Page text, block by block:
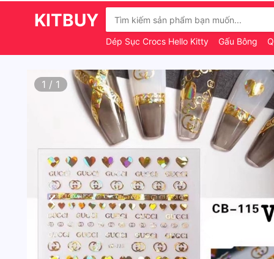
KITBUY
Dép Sục Crocs Hello Kitty Gấu Bông
1 / 1